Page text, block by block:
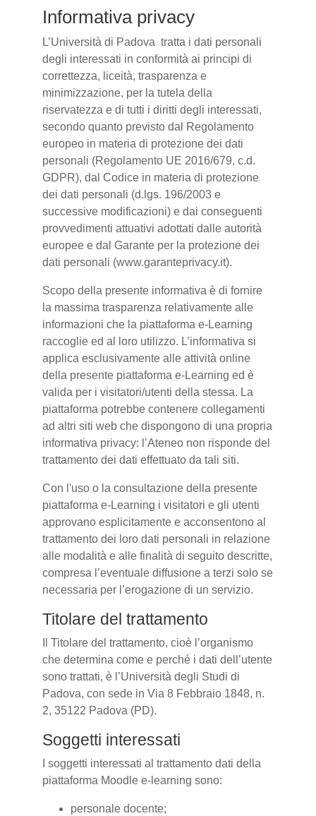
Informativa privacy
L’Università di Padova tratta i dati personali
degli interessati in conformità ai principi di
correttezza, liceità, trasparenza e
minimizzazione, per la tutela della
riservatezza e di tutti i diritti degli interessati,
secondo quanto previsto dal Regolamento
europeo in materia di protezione dei dati
personali (Regolamento UE 2016/679, c.d.
GDPR), dal Codice in materia di protezione
dei dati personali (d.lgs. 196/2003 e
successive modificazioni) e dai conseguenti
provvedimenti attuativi adottati dalle autorità
europee e dal Garante per la protezione dei
dati personali (www.garanteprivacy.it).
Scopo della presente informativa è di fornire
la massima trasparenza relativamente alle
informazioni che la piattaforma e-Learning
raccoglie ed al loro utilizzo. L’informativa si
applica esclusivamente alle attività online
della presente piattaforma e-Learning ed è
valida per i visitatori/utenti della stessa. La
piattaforma potrebbe contenere collegamenti
ad altri siti web che dispongono di una propria
informativa privacy: l’Ateneo non risponde del
trattamento dei dati effettuato da tali siti.
Con l'uso o la consultazione della presente
piattaforma e-Learning i visitatori e gli utenti
approvano esplicitamente e acconsentono al
trattamento dei loro dati personali in relazione
alle modalità e alle finalità di seguito descritte,
compresa l’eventuale diffusione a terzi solo se
necessaria per l’erogazione di un servizio.
Titolare del trattamento
Il Titolare del trattamento, cioè l’organismo
che determina come e perché i dati dell’utente
sono trattati, è l’Università degli Studi di
Padova, con sede in Via 8 Febbraio 1848, n.
2, 35122 Padova (PD).
Soggetti interessati
I soggetti interessati al trattamento dati della
piattaforma Moodle e-learning sono:
personale docente;